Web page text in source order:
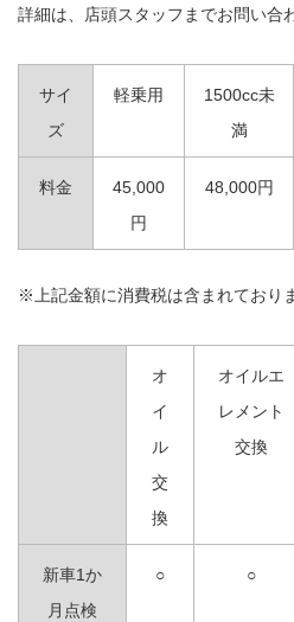
詳細は、店頭スタッフまでお問い合
サイ
ズ
軽乗用
1500cc未
満
料金
45,000
円
48,000円
※上記金額に消費税は含まれており
オ
イ
ル
交
換
オイルエ
レメント
交換
新車1か
月点検
○ ○